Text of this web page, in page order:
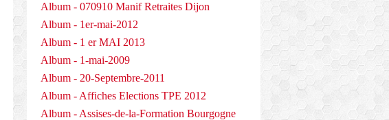
Album - 070910 Manif Retraites Dijon
Album - 1er-mai-2012
Album - 1 er MAI 2013
Album - 1-mai-2009
Album - 20-Septembre-2011
Album - Affiches Elections TPE 2012
Album - Assises-de-la-Formation Bourgogne